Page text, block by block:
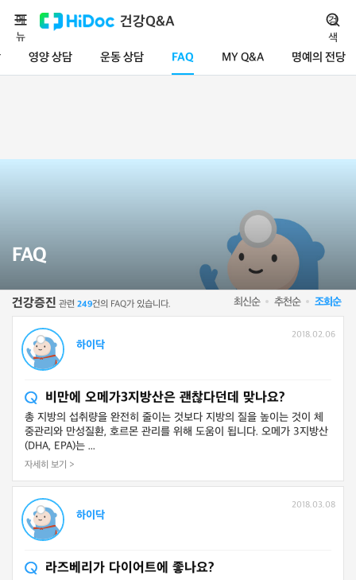
건강Q&A
영양 상담 운동 상담 FAQ MY Q&A 명예의 전당
메
뉴
검
색
FAQ
건강증진 관련 249건의 FAQ가 있습니다. 최신순 추천순 조회순
하이닥
2018.02.06
비만에 오메가3지방산은 괜찮다던데 맞나요?
총 지방의 섭취량을 완전히 줄이는 것보다 지방의 질을 높이는 것이 체
중관리와 만성질환, 호르몬 관리를 위해 도움이 됩니다. 오메가 3지방산
(DHA, EPA)는 ...
자세히 보기 >
하이닥
2018.03.08
라즈베리가 다이어트에 좋나요?